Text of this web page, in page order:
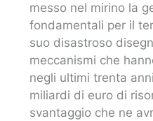
messo nel mirino la
fondamentali per il
suo disastroso
meccanismi che
negli ultimi trenta
miliardi di euro di
svantaggio che ne